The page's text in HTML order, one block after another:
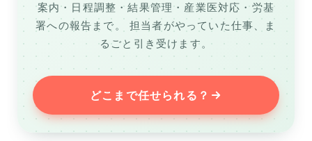
案内・日程調整・結果管理・産業医対応・労基
署への報告まで。
担当者がやっていた仕事、ま
るごと引き受けます。
どこまで任せられる？